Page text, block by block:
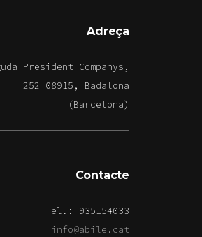
Adreça
President Companys,
252 08915, Badalona
(Barcelona)
Contacte
Tel.: 935154033
info@abile.cat